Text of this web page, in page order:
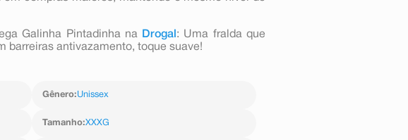
Galinha Pintadinha na Drogal : Uma fralda que
barreiras antivazamento, toque suave!
Gênero:Unissex
Tamanho:XXXG